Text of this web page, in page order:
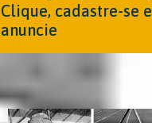
Clique, cadastre-se e
anuncie